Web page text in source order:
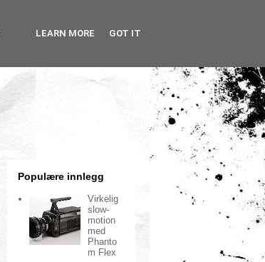
Populære innlegg
Virkelig
slow-
motion
med
Phanto
m Flex
LEARN MORE GOT IT